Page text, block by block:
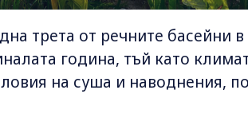
трета от речните басейни
година, тъй като
на суша и наводнения,